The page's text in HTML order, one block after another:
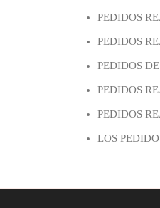
PEDIDOS
PEDIDOS
PEDIDOS
PEDIDOS
PEDIDOS
LOS